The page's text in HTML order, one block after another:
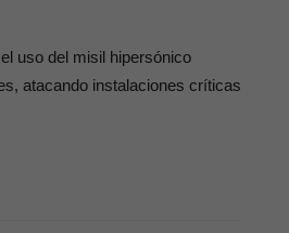
uso del misil hipersónico
atacando instalaciones críticas